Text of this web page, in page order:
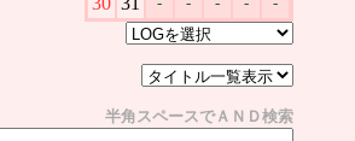
半角スペースでＡＮＤ検索